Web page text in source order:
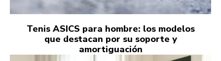
Tenis ASICS para hombre: los modelos
que destacan por su soporte y
amortiguación